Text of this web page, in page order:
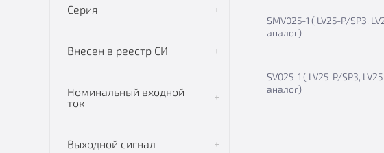
Серия
Внесен в реестр СИ
Номинальный входной
ток
Выходной сигнал
SMV025-1 ( LV25-P/SP3,
аналог)
SV025-1 ( LV25-P/SP3,
аналог)